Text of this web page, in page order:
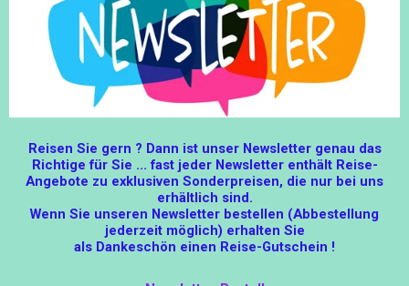
Reisen Sie gern ? Dann ist unser Newsletter genau das
Richtige für Sie ... fast jeder Newsletter enthält Reise-
Angebote zu exklusiven Sonderpreisen, die nur bei uns
erhältlich sind.
Wenn Sie unseren Newsletter bestellen (Abbestellung
jederzeit möglich) erhalten Sie
als Dankeschön einen Reise-Gutschein !